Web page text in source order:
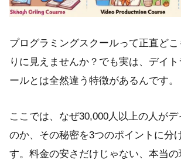
プログラミングスクールって正直ど
りに見えませんか？でも実は、デイ
ールとは全然違う特徴があるんです。
ここでは、なぜ30,000人以上の人が
のか、その秘密を3つのポイントに分
す。料金の安さだけじゃない、本当の